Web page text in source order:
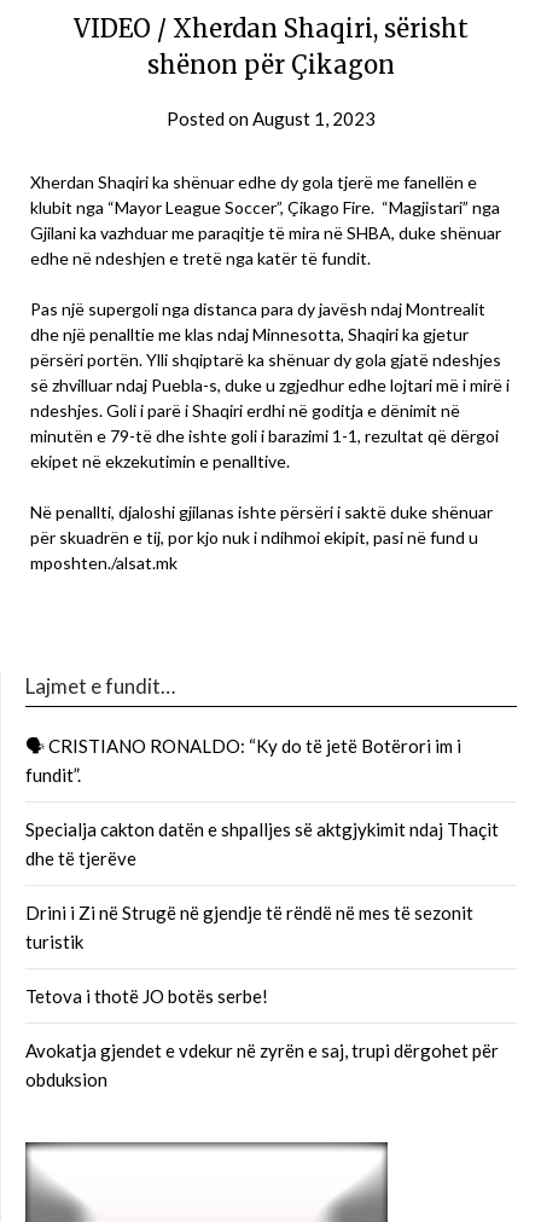
VIDEO / Xherdan Shaqiri, sërisht
shënon për Çikagon
Posted onAugust 1, 2023
Xherdan Shaqiri ka shënuar edhe dy gola tjerë me fanellën e
klubit nga “Mayor League Soccer”, Çikago Fire. “Magjistari” nga
Gjilani ka vazhduar me paraqitje të mira në SHBA, duke shënuar
edhe në ndeshjen e tretë nga katër të fundit.
Pas një supergoli nga distanca para dy javësh ndaj Montrealit
dhe një penalltie me klas ndaj Minnesotta, Shaqiri ka gjetur
përsëri portën. Ylli shqiptarë ka shënuar dy gola gjatë ndeshjes
së zhvilluar ndaj Puebla-s, duke u zgjedhur edhe lojtari më i mirë i
ndeshjes. Goli i parë i Shaqiri erdhi në goditja e dënimit në
minutën e 79-të dhe ishte goli i barazimi 1-1, rezultat që dërgoi
ekipet në ekzekutimin e penalltive.
Në penallti, djaloshi gjilanas ishte përsëri i saktë duke shënuar
për skuadrën e tij, por kjo nuk i ndihmoi ekipit, pasi në fund u
mposhten./alsat.mk
Lajmet e fundit…
🗣 CRISTIANO RONALDO: “Ky do të jetë Botërori im i
fundit”.
Specialja cakton datën e shpalljes së aktgjykimit ndaj Thaçit
dhe të tjerëve
Drini i Zi në Strugë në gjendje të rëndë në mes të sezonit
turistik
Tetova i thotë JO botës serbe!
Avokatja gjendet e vdekur në zyrën e saj, trupi dërgohet për
obduksion